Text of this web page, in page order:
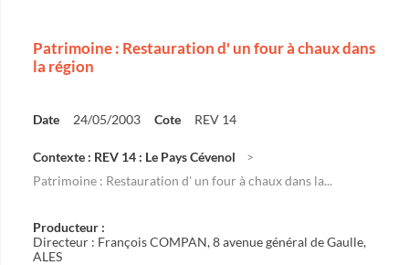
Patrimoine : Restauration d' un four à chaux dans
la région
Date 24/05/2003 Cote REV 14
Contexte : REV 14 : Le Pays Cévenol
Patrimoine : Restauration d' un four à chaux dans la...
Producteur :
Directeur : François COMPAN, 8 avenue général de Gaulle,
ALES